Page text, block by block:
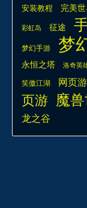
安装教程 完美世
彩虹岛 征途
梦幻手游 梦
永恒之塔
洛奇英
笑傲江湖 网页
页游 魔
龙之谷